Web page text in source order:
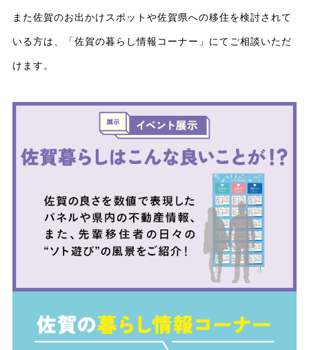
また佐賀のお出かけスポットや佐賀県への移住を検討されて
いる方は、「佐賀の暮らし情報コーナー」にてご相談いただ
けます。